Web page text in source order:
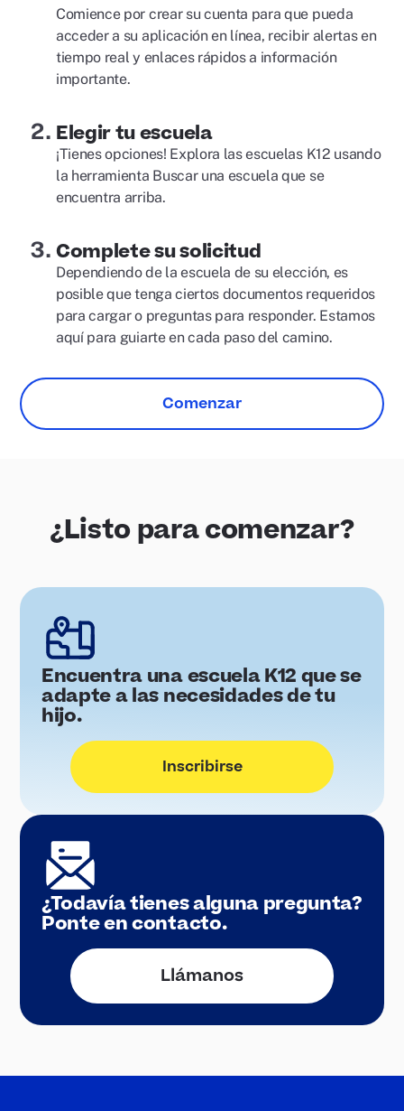
Comience por crear su cuenta para que pueda
acceder a su aplicación en línea, recibir alertas en
tiempo real y enlaces rápidos a información
importante.
Elegir tu escuela
¡Tienes opciones! Explora las escuelas K12 usando
la herramienta Buscar una escuela que se
encuentra arriba.
Complete su solicitud
Dependiendo de la escuela de su elección, es
posible que tenga ciertos documentos requeridos
para cargar o preguntas para responder. Estamos
aquí para guiarte en cada paso del camino.
Comenzar
¿Listo para comenzar?
Encuentra una escuela K12 que se
adapte a las necesidades de tu
hijo.
Inscribirse
¿Todavía tienes alguna pregunta?
Ponte en contacto.
Llámanos